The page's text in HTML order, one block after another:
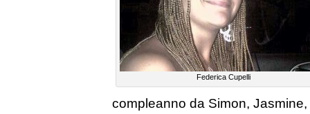
Federica Cupelli
compleanno da Simon,